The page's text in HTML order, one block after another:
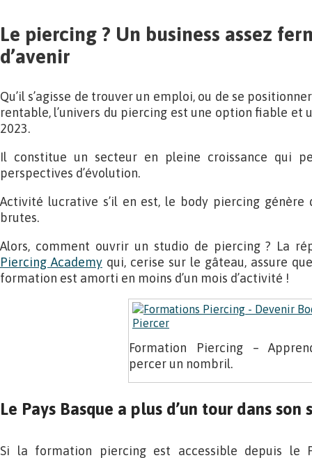
Le piercing ? Un business assez
d’avenir
Qu’il s’agisse de trouver un emploi, ou de se
rentable, l’univers du piercing est une option fiable et
2023.
Il constitue un secteur en pleine croissance qui
perspectives d’évolution.
Activité lucrative s’il en est, le body piercing génère
brutes.
Alors, comment ouvrir un studio de piercing ? La
Piercing Academy qui, cerise sur le gâteau, assure
formation est amorti en moins d’un mois d’activité !
Formation Piercing –
percer un nombril.
Le Pays Basque a plus d’un tour dans son
Si la formation piercing est accessible depuis le